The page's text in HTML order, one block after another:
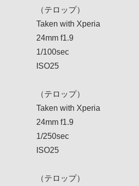
（テロップ）
Taken with Xperia
24mm f1.9
1/100sec
ISO25
（テロップ）
Taken with Xperia
24mm f1.9
1/250sec
ISO25
（テロップ）